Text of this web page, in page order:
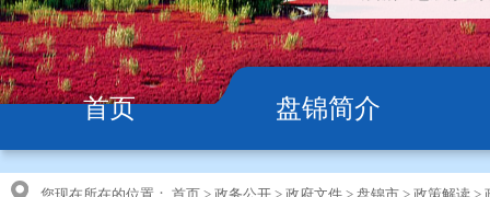
首页 盘锦简介